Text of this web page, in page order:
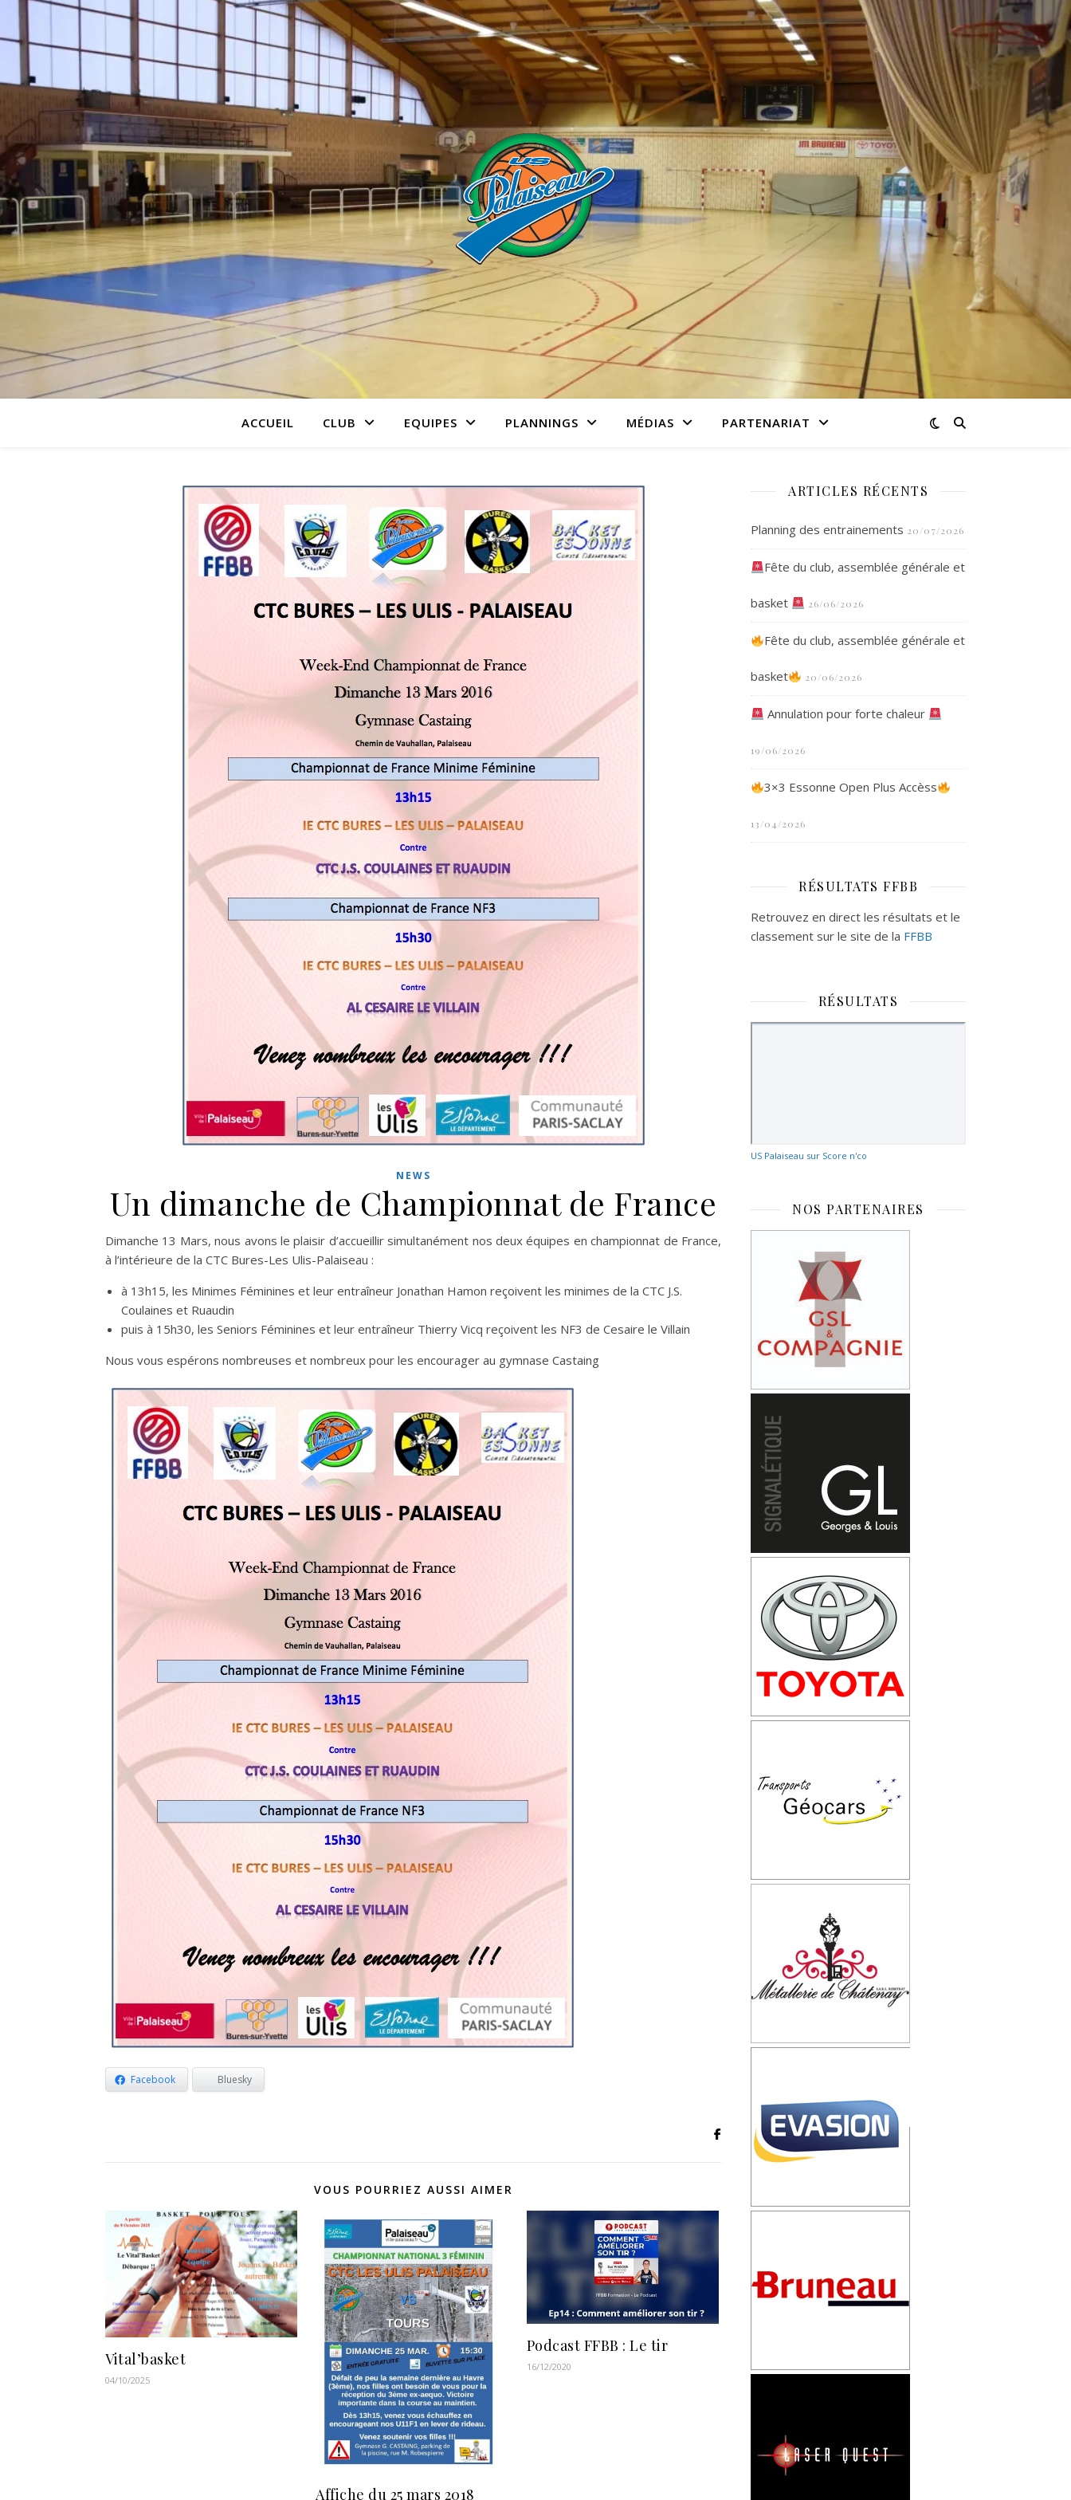
ACCUEIL CLUB EQUIPES PLANNINGS MÉDIAS PARTENARIAT
NEWS
Un dimanche de Championnat de France
Dimanche 13 Mars, nous avons le plaisir d’accueillir simultanément nos deux équipes en championnat de France,
à l’intérieure de la CTC Bures-Les Ulis-Palaiseau :
à 13h15, les Minimes Féminines et leur entraîneur Jonathan Hamon reçoivent les minimes de la CTC J.S.
Coulaines et Ruaudin
puis à 15h30, les Seniors Féminines et leur entraîneur Thierry Vicq reçoivent les NF3 de Cesaire le Villain
Nous vous espérons nombreuses et nombreux pour les encourager au gymnase Castaing
Facebook Bluesky
VOUS POURRIEZ AUSSI AIMER
Vital’basket
04/10/2025
Affiche du 25 mars 2018
Podcast FFBB : Le tir
16/12/2020
ARTICLES RÉCENTS
Planning des entrainements 20/07/2026
Fête du club, assemblée générale et
basket 26/06/2026
Fête du club, assemblée générale et
basket 20/06/2026
Annulation pour forte chaleur
19/06/2026
3×3 Essonne Open Plus Accèss
13/04/2026
RÉSULTATS FFBB
Retrouvez en direct les résultats et le
classement sur le site de la FFBB
RÉSULTATS
US Palaiseau sur Score n'co
NOS PARTENAIRES